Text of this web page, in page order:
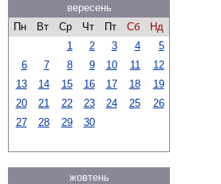
вересень
Пн
Вт Ср Чт Пт Сб
Нд
1
2 3 4
5
6
7 8 9 10 11
12
13
14 15 16 17 18
19
20
21 22 23 24 25
26
27
28 29 30
жовтень